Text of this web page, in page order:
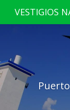
VESTIGIOS